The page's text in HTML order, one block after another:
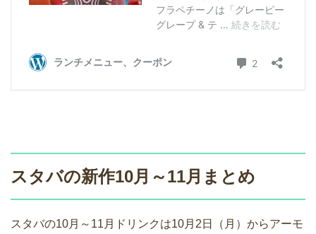
スタバの新作10月～11月まとめ
スタバの10月～11月ドリンクは10月2日（月）からアーモ